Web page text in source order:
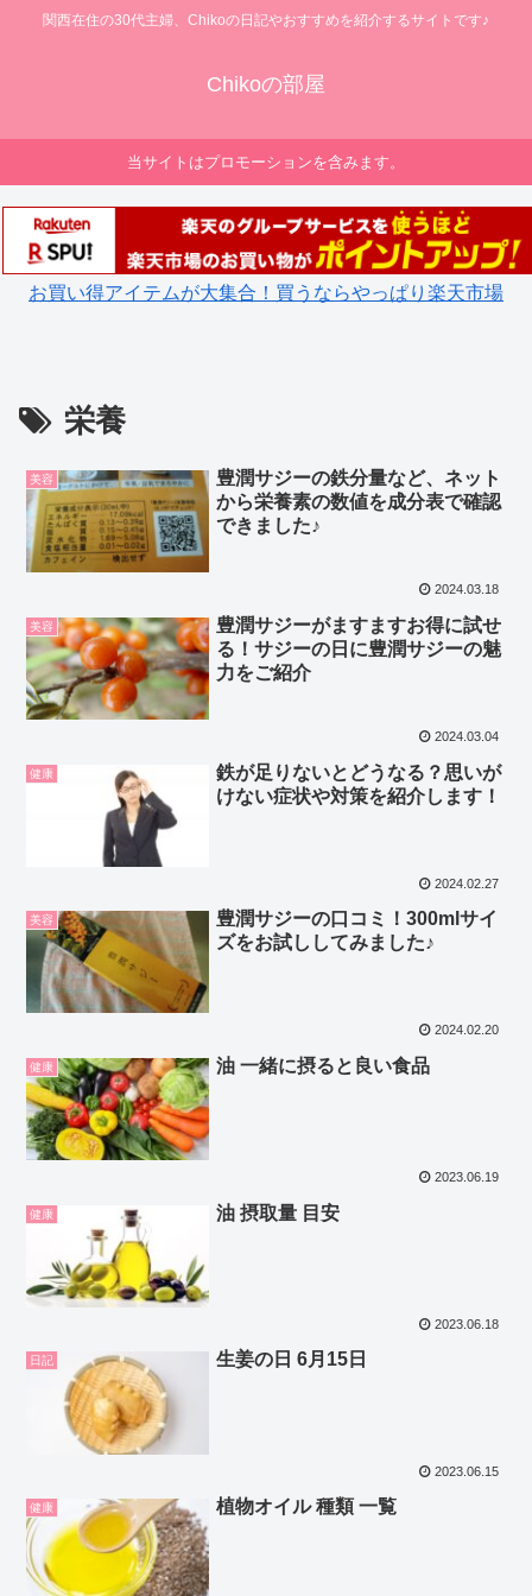
関西在住の30代主婦、Chikoの日記やおすすめを紹介するサイトです♪
Chikoの部屋
当サイトはプロモーションを含みます。
お買い得アイテムが大集合！買うならやっぱり楽天市場
栄養
美容
豊潤サジーの鉄分量など、ネット
から栄養素の数値を成分表で確認
できました♪
2024.03.18
美容
豊潤サジーがますますお得に試せ
る！サジーの日に豊潤サジーの魅
力をご紹介
2024.03.04
健康
鉄が足りないとどうなる？思いが
けない症状や対策を紹介します！
2024.02.27
美容
豊潤サジーの口コミ！300mlサイ
ズをお試ししてみました♪
2024.02.20
健康 油 一緒に摂ると良い食品
2023.06.19
健康 油 摂取量 目安
2023.06.18
日記 生姜の日 6月15日
2023.06.15
健康 植物オイル 種類 一覧